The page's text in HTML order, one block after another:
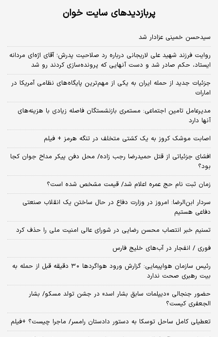
پربازدیدهای سایت خوان
سیدحسن خمینی عزادار شد
روایت فرزند شهید علی لاریجانی درباره رد صلاحیت پدرش؛ آقای اژه‌ای مردانه
ایستاد، حکم صادر شد و دست آنهایی که پرونده‌سازی کردند رو شد
جزئیات جدید از حمله ایران به یکی از مهم‌ترین پایگاه‌های نظامی آمریکا در
امارات
مدیرعامل تامین اجتماعی: مستمری بازنشستگان فاصله زیادی با هزینه‌های
آنها دارد
اصابت موشک کروز به یک کشتی متخلف در تنگه هرمز + فیلم
افشای جزئیاتی از قتل حمیدرضا رجب زاده/ محل دفن پیکر مداح جوان کجا
بود؟
زمان ثبت‌ نام حج عمره اعلام شد/ قیمت مشخص شده است؟
سردار ابن‌الرضا: امروز در وزارت دفاع در حال ساختن یک انقلاب صنعتی
دفاعی هستیم
تسنیم خبر انتصاب محسن رضایی در شورای عالی امنیت ملی را حذف کرد
فوری / انفجار در آب‌های خلیج فارس
رئیس سازمان هواپیمایی: گزارش ورود هواگردها ٣٠ دقیقه قبل از حمله به
بیت رهبری صحت ندارد
حضور جنجالی «دیپلمات سابق بشار اسد» در جشن تولد مسکو/ بشار
الجعفری کیست؟
تعطیلی کامل ساحل توسکا به دستور دادستان رامسر/ ماجرا چیست؟ +فیلم